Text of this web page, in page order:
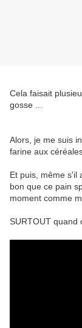
Cela faisait
gosse ...
Alors, je me suis
farine aux
Et puis, même s'il
bon que ce pain
moment comme
SURTOUT quand